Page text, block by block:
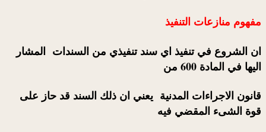
مفهوم منازعات التنفيذ
ان الشروع في تنفيذ اي سند تنفيذي من السندات المشار
اليها في المادة 600 من
قانون الاجراءات المدنية يعني ان ذلك السند قد حاز على
قوة الشىء المقضي فيه